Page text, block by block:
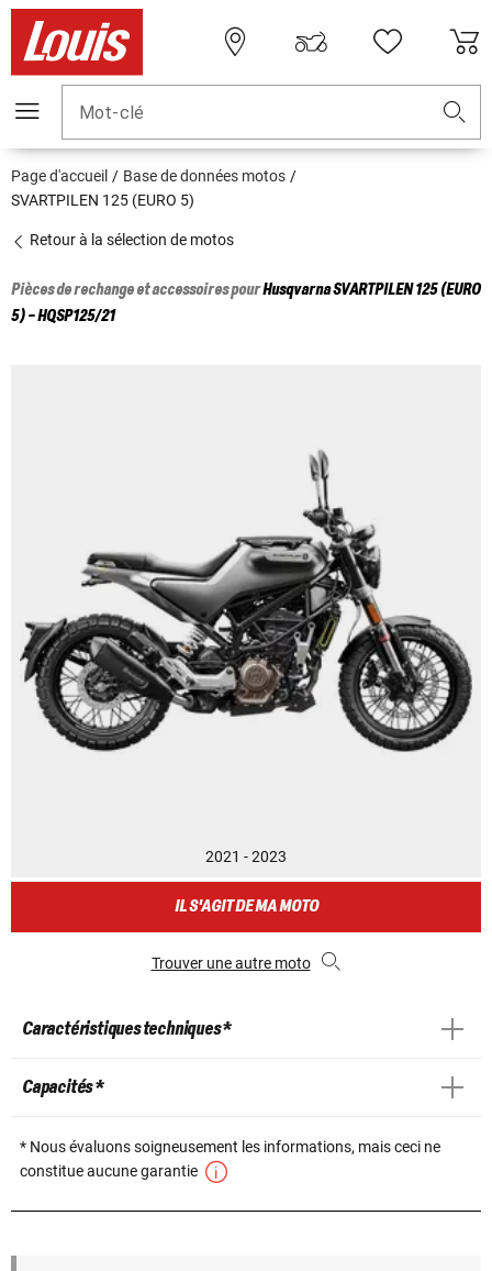
Mot-clé
Page d'accueil
Base de données motos
SVARTPILEN 125 (EURO 5)
Retour à la sélection de motos
Pièces de rechange et accessoires pourHusqvarnaSVARTPILEN 125 (EURO
5) - HQSP125/21
2021 - 2023
IL S'AGIT DE MA MOTO
Trouver une autre moto
Caractéristiques techniques *
Capacités *
* Nous évaluons soigneusement les informations, mais ceci ne
constitue aucune garantie